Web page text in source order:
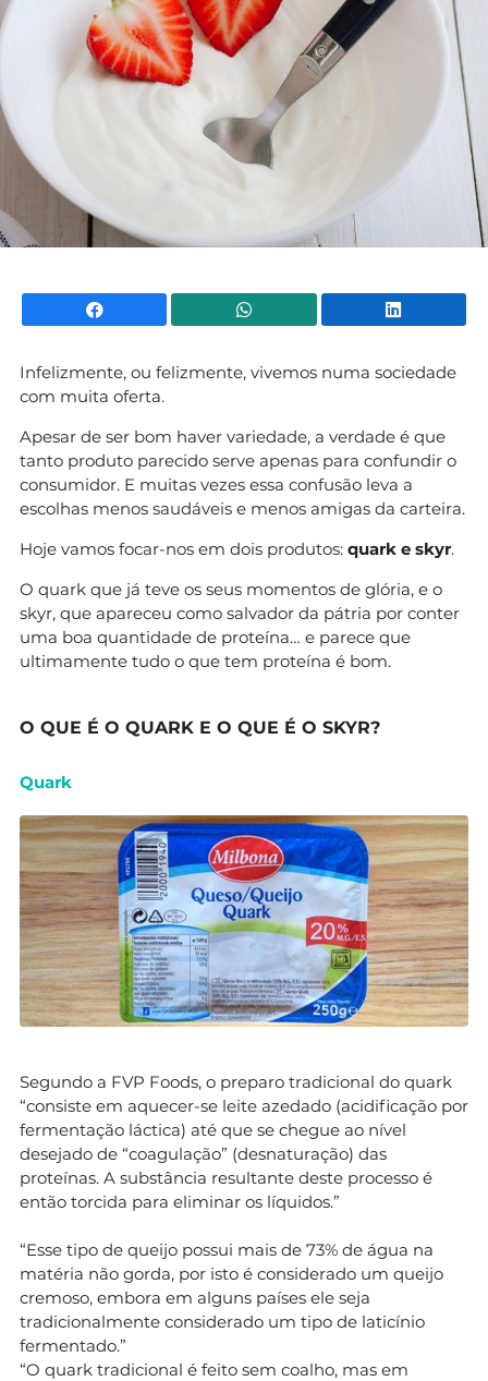
Facebook WhatsApp
Infelizmente, ou felizmente, vivemos numa sociedade
com muita oferta.
Apesar de ser bom haver variedade, a verdade é que
tanto produto parecido serve apenas para confundir o
consumidor. E muitas vezes essa confusão leva a
escolhas menos saudáveis e menos amigas da carteira.
Hoje vamos focar-nos em dois produtos: quark e skyr.
O quark que já teve os seus momentos de glória, e o
skyr, que apareceu como salvador da pátria por conter
uma boa quantidade de proteína… e parece que
ultimamente tudo o que tem proteína é bom.
O QUE É O QUARK E O QUE É O SKYR?
Quark
Segundo a FVP Foods, o preparo tradicional do quark
“consiste em aquecer-se leite azedado (acidificação por
fermentação láctica) até que se chegue ao nível
desejado de “coagulação” (desnaturação) das
proteínas. A substância resultante deste processo é
então torcida para eliminar os líquidos.”
“Esse tipo de queijo possui mais de 73% de água na
matéria não gorda, por isto é considerado um queijo
cremoso, embora em alguns países ele seja
tradicionalmente considerado um tipo de laticínio
fermentado.”
“O quark tradicional é feito sem coalho, mas em